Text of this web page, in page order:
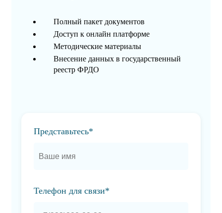
Полный пакет документов
Доступ к онлайн платформе
Методические материалы
Внесение данных в государственный
реестр ФРДО
Представьтесь*
Телефон для связи*